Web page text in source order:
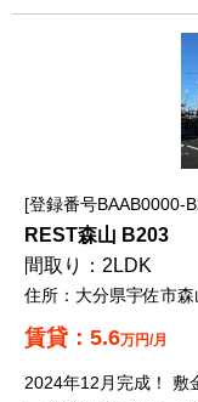
登録番号BAAB0000-
REST森山 B203
2LDK
大分県宇佐市
5.6万円/月
2024年12月完成！ 敷